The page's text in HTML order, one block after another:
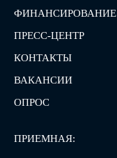
ФИНАНСИРОВАНИЕ
ПРЕСС-ЦЕНТР
КОНТАКТЫ
ВАКАНСИИ
ОПРОС
ПРИЕМНАЯ: